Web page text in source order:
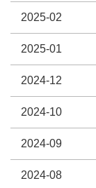
2025-02
2025-01
2024-12
2024-10
2024-09
2024-08